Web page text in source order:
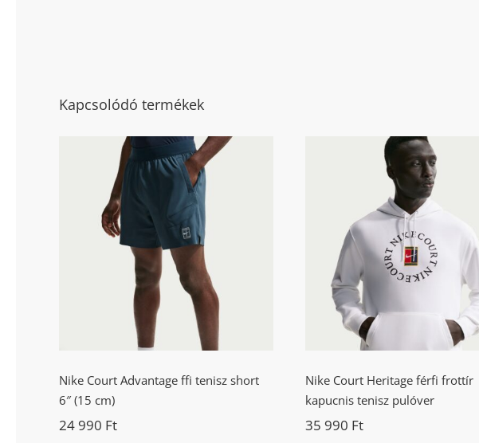
Kapcsolódó termékek
Nike Court Advantage ffi
tenisz short 6″ (15 cm)
Nike Court Advantage ffi tenisz short
6″ (15 cm)
24 990 Ft
Nike Court Heritage
frottír kapucnis tenisz
pulóver
Nike Court Heritage férfi frottír
kapucnis tenisz pulóver
35 990 Ft